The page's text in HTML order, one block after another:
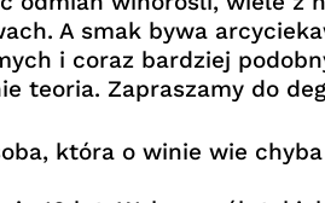
A smak bywa
i coraz bardziej
teoria. Zapraszamy do
która o winie wie